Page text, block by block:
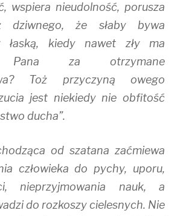
wspiera nieudolność, porusza
że słaby bywa
łaską, kiedy nawet zły ma
Pana za otrzymane
Toż przyczyną owego
jest niekiedy nie obfitość
ducha”.
od szatana zaćmiewa
człowieka do pychy, uporu,
nieprzyjmowania nauk, a
do rozkoszy cielesnych. Nie